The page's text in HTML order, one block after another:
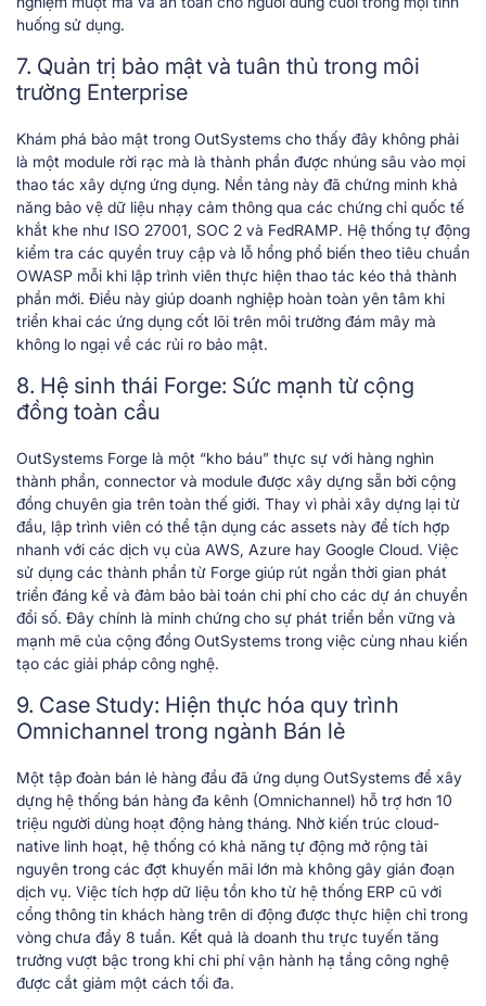
huống sử dụng.
7. Quản trị bảo mật và tuân thủ trong môi
trường Enterprise
Khám phá bảo mật trong OutSystems cho thấy đây không phải
là một module rời rạc mà là thành phần được nhúng sâu vào mọi
thao tác xây dựng ứng dụng. Nền tảng này đã chứng minh khả
năng bảo vệ dữ liệu nhạy cảm thông qua các chứng chỉ quốc tế
khắt khe như ISO 27001, SOC 2 và FedRAMP. Hệ thống tự động
kiểm tra các quyền truy cập và lỗ hổng phổ biến theo tiêu chuẩn
OWASP mỗi khi lập trình viên thực hiện thao tác kéo thả thành
phần mới. Điều này giúp doanh nghiệp hoàn toàn yên tâm khi
triển khai các ứng dụng cốt lõi trên môi trường đám mây mà
không lo ngại về các rủi ro bảo mật.
8. Hệ sinh thái Forge: Sức mạnh từ cộng
đồng toàn cầu
OutSystems Forge là một “kho báu” thực sự với hàng nghìn
thành phần, connector và module được xây dựng sẵn bởi cộng
đồng chuyên gia trên toàn thế giới. Thay vì phải xây dựng lại từ
đầu, lập trình viên có thể tận dụng các assets này để tích hợp
nhanh với các dịch vụ của AWS, Azure hay Google Cloud. Việc
sử dụng các thành phần từ Forge giúp rút ngắn thời gian phát
triển đáng kể và đảm bảo bài toán chi phí cho các dự án chuyển
đổi số. Đây chính là minh chứng cho sự phát triển bền vững và
mạnh mẽ của cộng đồng OutSystems trong việc cùng nhau kiến
tạo các giải pháp công nghệ.
9. Case Study: Hiện thực hóa quy trình
Omnichannel trong ngành Bán lẻ
Một tập đoàn bán lẻ hàng đầu đã ứng dụng OutSystems để xây
dựng hệ thống bán hàng đa kênh (Omnichannel) hỗ trợ hơn 10
triệu người dùng hoạt động hàng tháng. Nhờ kiến trúc cloud-
native linh hoạt, hệ thống có khả năng tự động mở rộng tài
nguyên trong các đợt khuyến mãi lớn mà không gây gián đoạn
dịch vụ. Việc tích hợp dữ liệu tồn kho từ hệ thống ERP cũ với
cổng thông tin khách hàng trên di động được thực hiện chỉ trong
vòng chưa đầy 8 tuần. Kết quả là doanh thu trực tuyến tăng
trưởng vượt bậc trong khi chi phí vận hành hạ tầng công nghệ
được cắt giảm một cách tối đa.